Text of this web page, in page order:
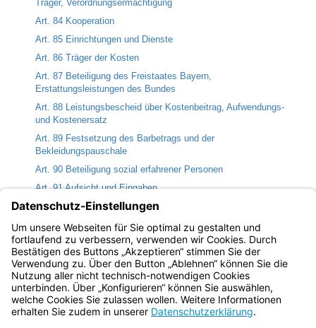
Träger, Verordnungsermächtigung
Art. 84 Kooperation
Art. 85 Einrichtungen und Dienste
Art. 86 Träger der Kosten
Art. 87 Beteiligung des Freistaates Bayern,
Erstattungsleistungen des Bundes
Art. 88 Leistungsbescheid über Kostenbeitrag, Aufwendungs-
und Kostenersatz
Art. 89 Festsetzung des Barbetrags und der
Bekleidungspauschale
Art. 90 Beteiligung sozial erfahrener Personen
Art. 91 Aufsicht und Eingaben
Art. 92 Qualitätsprüfungen
Art. 93 Interessenvertretung Rahmenvertragsverhandlungen
Art. 94 (nicht mehr belegt)
Bayern.de
BayernPortal